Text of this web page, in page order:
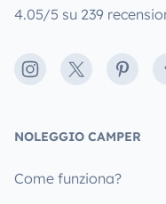
4.05/5 su 239
Instagram
X
NOLEGGIO CAMPER
Come funziona?